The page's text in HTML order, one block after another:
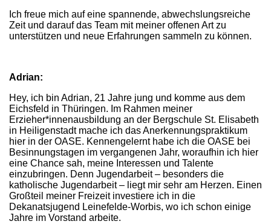
Ich freue mich auf eine spannende, abwechslungsreiche
Zeit und darauf das Team mit meiner offenen Art zu
unterstützen und neue Erfahrungen sammeln zu können.
Adrian:
Hey, ich bin Adrian, 21 Jahre jung und komme aus dem
Eichsfeld in Thüringen. Im Rahmen meiner
Erzieher*innenausbildung an der Bergschule St. Elisabeth
in Heiligenstadt mache ich das Anerkennungspraktikum
hier in der OASE. Kennengelernt habe ich die OASE bei
Besinnungstagen im vergangenen Jahr, woraufhin ich hier
eine Chance sah, meine Interessen und Talente
einzubringen. Denn Jugendarbeit – besonders die
katholische Jugendarbeit – liegt mir sehr am Herzen. Einen
Großteil meiner Freizeit investiere ich in die
Dekanatsjugend Leinefelde-Worbis, wo ich schon einige
Jahre im Vorstand arbeite.